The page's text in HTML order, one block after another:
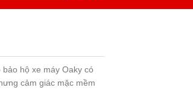
hộ xe máy Oaky có
cảm giác mặc mềm